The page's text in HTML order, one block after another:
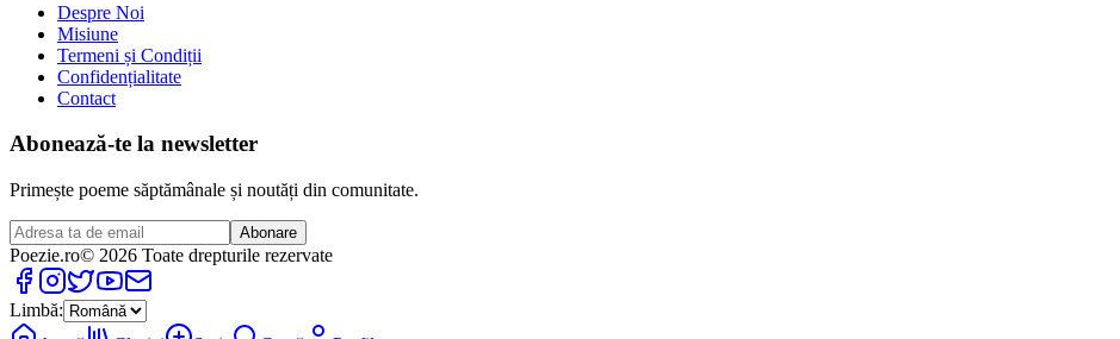
Despre Noi
Misiune
Termeni și Condiții
Confidențialitate
Contact
Abonează-te la newsletter
Primește poeme săptămânale și noutăți din comunitate.
Abonare
Poezie.ro© 2026 Toate drepturile rezervate
Limbă: